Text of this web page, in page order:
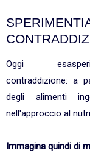
Oggi
contraddizione: a
degli alimenti
nell'approccio al
Immagina quindi di